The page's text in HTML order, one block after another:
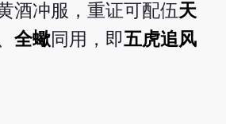
酒冲服，重证可配伍天
全蠍同用，即五虎追风